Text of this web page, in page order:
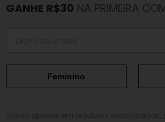
GANHE R$30 NA PRIMEIRA
Feminino